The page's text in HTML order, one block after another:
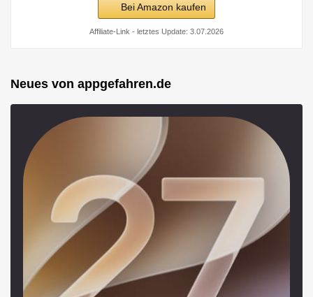
Bei Amazon kaufen
Affiliate-Link - letztes Update: 3.07.2026
Neues von appgefahren.de